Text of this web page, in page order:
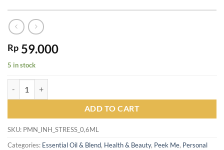
Rp 59.000
5 in stock
ADD TO CART
SKU: PMN_INH_STRESS_0,6ML
Categories: Essential Oil & Blend, Health & Beauty, Peek Me, Personal